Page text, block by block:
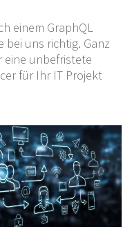
einem GraphQL
bei uns richtig. Ganz
eine unbefristete
für Ihr IT Projekt